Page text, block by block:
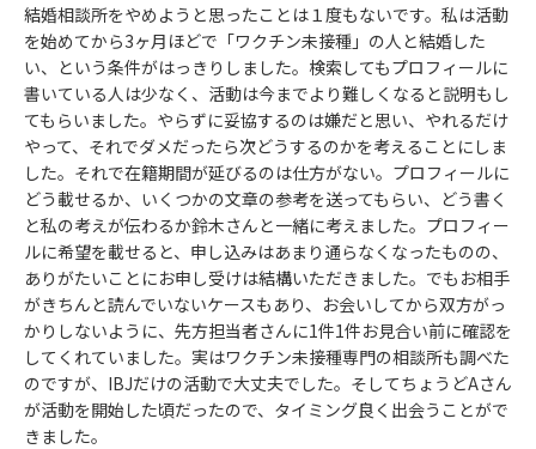
結婚相談所をやめようと思ったことは１度もないです。私は活動
を始めてから3ヶ月ほどで「ワクチン未接種」の人と結婚した
い、という条件がはっきりしました。検索してもプロフィールに
書いている人は少なく、活動は今までより難しくなると説明もし
てもらいました。やらずに妥協するのは嫌だと思い、やれるだけ
やって、それでダメだったら次どうするのかを考えることにしま
した。それで在籍期間が延びるのは仕方がない。プロフィールに
どう載せるか、いくつかの文章の参考を送ってもらい、どう書く
と私の考えが伝わるか鈴木さんと一緒に考えました。プロフィー
ルに希望を載せると、申し込みはあまり通らなくなったものの、
ありがたいことにお申し受けは結構いただきました。でもお相手
がきちんと読んでいないケースもあり、お会いしてから双方がっ
かりしないように、先方担当者さんに1件1件お見合い前に確認を
してくれていました。実はワクチン未接種専門の相談所も調べた
のですが、IBJだけの活動で大丈夫でした。そしてちょうどAさん
が活動を開始した頃だったので、タイミング良く出会うことがで
きました。